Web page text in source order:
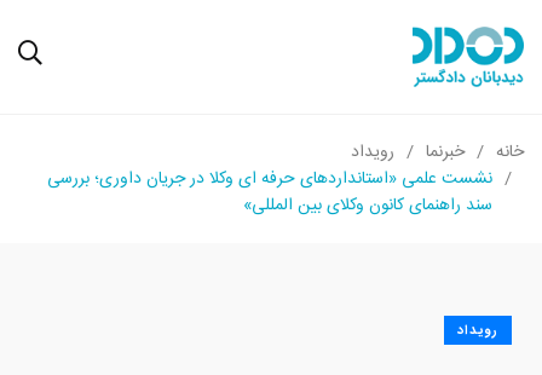
خانه خبرنما
رویداد
نشست علمی «استانداردهای حرفه ای وکلا در جریان داوری؛ بررسی
سند راهنمای کانون وکلای بین المللی»
رویداد